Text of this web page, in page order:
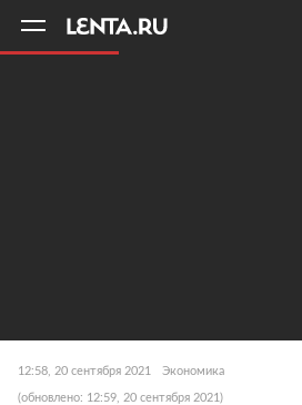
12:58, 20 сентября 2021 Экономика
(обновлено: 12:59, 20 сентября 2021)